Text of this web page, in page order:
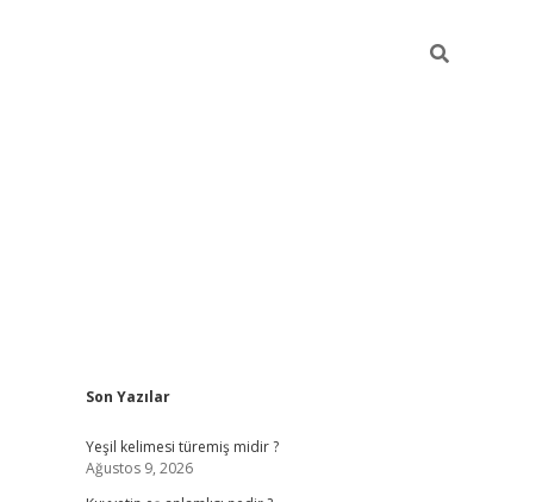
Sidebar
Son Yazılar
Yeşil kelimesi türemiş midir ?
Ağustos 9, 2026